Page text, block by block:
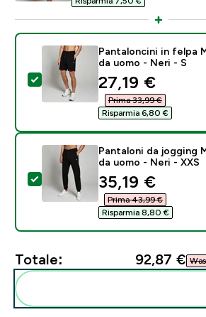
Seleziona questo prodotto -
Pantaloncini in felpa
da uomo - Neri - S
discounted
27,19 €‎
Prima 33,99 €‎
Risparmia 6,80 €‎
Seleziona questo prodotto -
Pantaloni da jogging
da uomo - Neri - XXS
discounted
35,19 €‎
Prima 43,99 €‎
Risparmia 8,80 €‎
Totale: 92,87 €‎